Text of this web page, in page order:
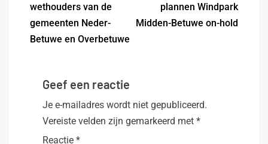
wethouders van de
gemeenten Neder-
Betuwe en Overbetuwe
plannen Windpark
Midden-Betuwe on-hold
Geef een reactie
Je e-mailadres wordt niet gepubliceerd.
Vereiste velden zijn gemarkeerd met *
Reactie *